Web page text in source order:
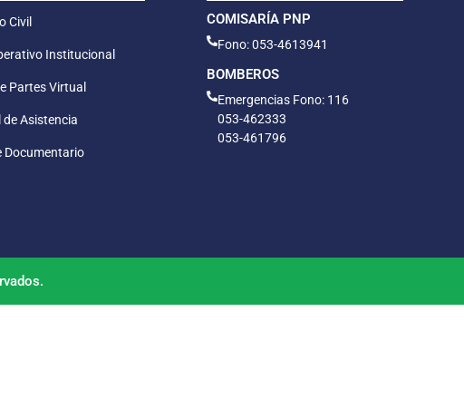
Civil
Institucional
Partes Virtual
Asistencia
Documentario
COMISARÍA PNP
Fono: 053-4613941
BOMBEROS
Emergencias Fono: 116
053-462333
053-461796